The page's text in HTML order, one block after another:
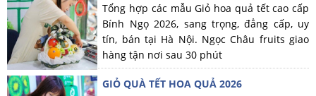
Tổng hợp các mẫu Giỏ hoa quả tết cao cấp
Bính Ngọ 2026, sang trọng, đẳng cấp, uy
tín, bán tại Hà Nội. Ngọc Châu fruits giao
hàng tận nơi sau 30 phút
GIỎ QUÀ TẾT HOA QUẢ 2026